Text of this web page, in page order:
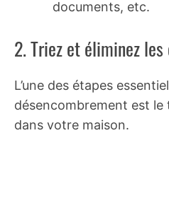
documents, etc.
2. Triez et éliminez
L’une des étapes
désencombrement est
dans votre maison.